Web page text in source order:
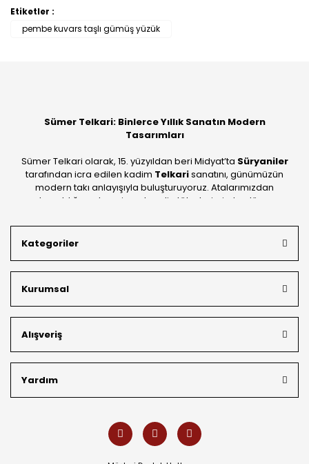
Bu ürüne ilk yorumu siz yapın!
Etiketler :
pembe kuvars taşlı gümüş yüzük
Sümer Telkari: Binlerce Yıllık Sanatın Modern
Tasarımları
Sümer Telkari olarak, 15. yüzyıldan beri Midyat’ta Süryaniler
tarafından icra edilen kadim Telkarisanatını, günümüzün
modern takı anlayışıyla buluşturuyoruz. Atalarımızdan
devraldığımız bu mirası; kendi atölyelerimizde, dünya
Mardin’in tarihi dokusunu yansıtan geleneksel işlemeleri, her
bütçeye uygun
müşterilerimizin özel siparişlerini benzersiz bir titizlikle
hazırlıyor; köklü geçmişimizi geleceğin takı modasına
güvenle taşıyoruz.
Kategoriler
Kurumsal
Alışveriş
Yardım